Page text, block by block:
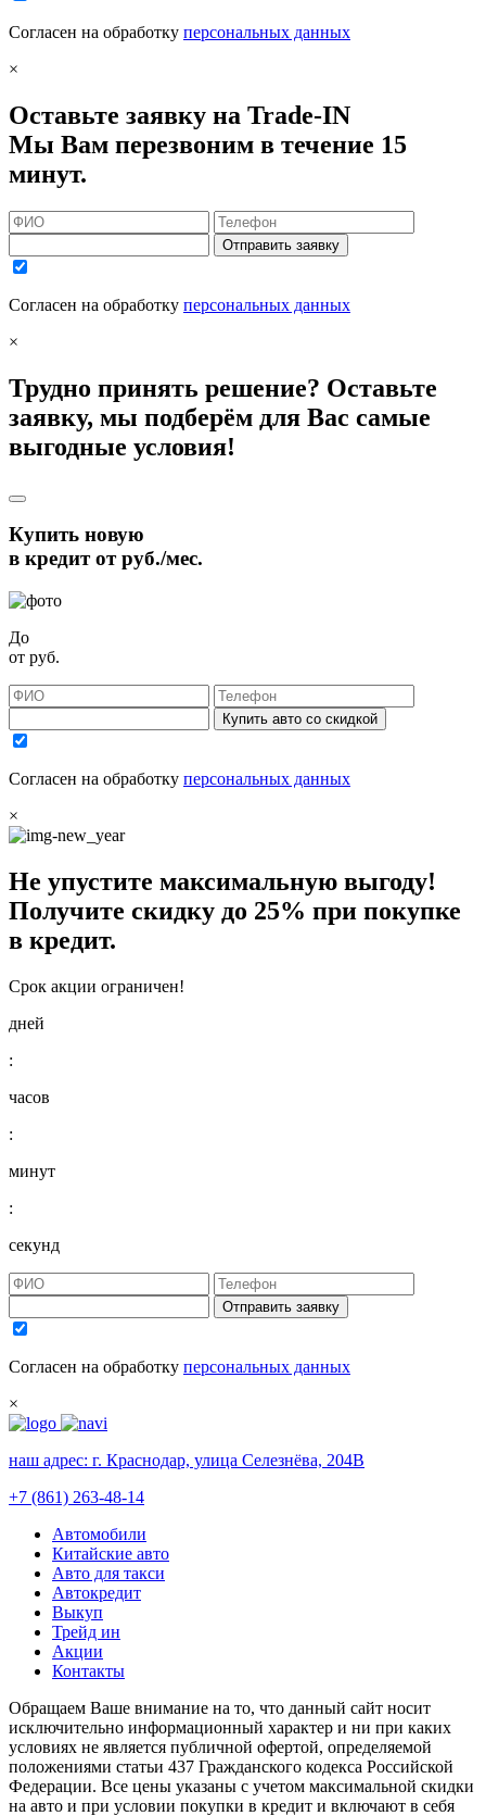
Согласен на обработку персональных данных
×
Оставьте заявку на Trade-IN
Мы Вам перезвоним в течение 15
минут.
Отправить заявку
Согласен на обработку персональных данных
×
Трудно принять решение? Оставьте
заявку, мы подберём для Вас самые
выгодные условия!
Купить новую
в кредит отруб./мес.
До
от руб.
Купить авто со скидкой
Согласен на обработку персональных данных
×
Не упустите максимальную выгоду!
Получите скидку до 25% при покупке
в кредит.
Срок акции ограничен!
дней
:
часов
:
минут
:
секунд
Отправить заявку
Согласен на обработку персональных данных
×
наш адрес: г. Краснодар, улица Селезнёва, 204В
+7 (861) 263-48-14
Автомобили
Китайские авто
Авто для такси
Автокредит
Выкуп
Трейд ин
Акции
Контакты
Обращаем Ваше внимание на то, что данный сайт носит
исключительно информационный характер и ни при каких
условиях не является публичной офертой, определяемой
положениями статьи 437 Гражданского кодекса Российской
Федерации. Все цены указаны с учетом максимальной скидки
на авто и при условии покупки в кредит и включают в себя